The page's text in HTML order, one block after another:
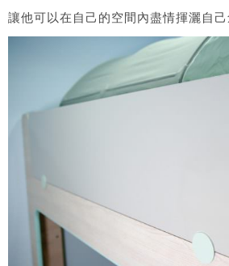
讓他可以在自己的空間內盡情揮灑自己